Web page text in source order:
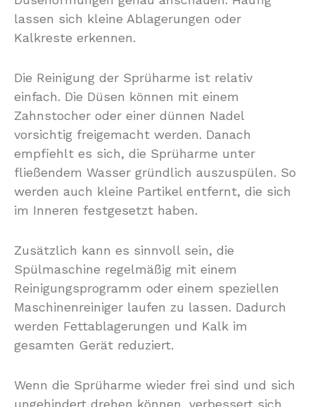
lassen sich kleine Ablagerungen oder
Kalkreste erkennen.
Die Reinigung der Sprüharme ist relativ
einfach. Die Düsen können mit einem
Zahnstocher oder einer dünnen Nadel
vorsichtig freigemacht werden. Danach
empfiehlt es sich, die Sprüharme unter
fließendem Wasser gründlich auszuspülen. So
werden auch kleine Partikel entfernt, die sich
im Inneren festgesetzt haben.
Zusätzlich kann es sinnvoll sein, die
Spülmaschine regelmäßig mit einem
Reinigungsprogramm oder einem speziellen
Maschinenreiniger laufen zu lassen. Dadurch
werden Fettablagerungen und Kalk im
gesamten Gerät reduziert.
Wenn die Sprüharme wieder frei sind und sich
ungehindert drehen können, verbessert sich